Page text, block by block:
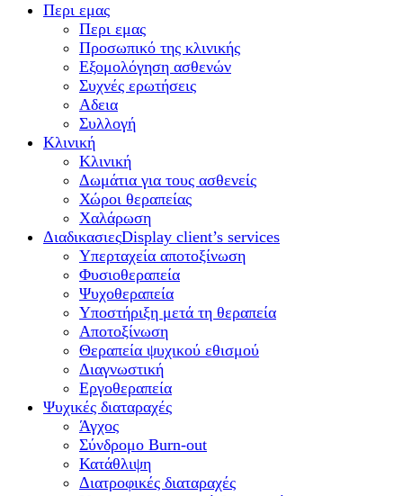
Περι εμας
Περι εμας
Προσωπικό της κλινικής
Εξομολόγηση ασθενών
Συχνές ερωτήσεις
Αδεια
Συλλογή
Κλινική
Κλινική
Δωμάτια για τους ασθενείς
Χώροι θεραπείας
Χαλάρωση
ΔιαδικασιεςDisplay client’s services
Υπερταχεία αποτοξίνωση
Φυσιοθεραπεία
Ψυχοθεραπεία
Υποστήριξη μετά τη θεραπεία
Αποτοξίνωση
Θεραπεία ψυχικού εθισμού
Διαγνωστική
Εργοθεραπεία
Ψυχικές διαταραχές
Άγχος
Σύνδρομο Burn-out
Κατάθλιψη
Διατροφικές διαταραχές